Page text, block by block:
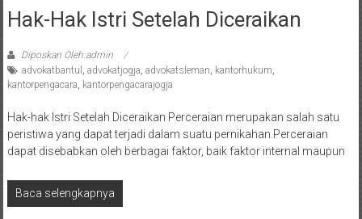
Sukoharjo,
Mungkid,
Purworejo,
Daerah
Istimewa
Yogyakarta,
Makassar,
Hak-Hak Istri Setelah Diceraikan
Diposkan Oleh:admin
advokatbantul , advokatjogja, advokatsleman, kantorhukum,
kantorpengacara, kantorpengacarajogja
Hak-hak Istri Setelah Diceraikan Perceraian merupakan salah satu
peristiwa yang dapat terjadi dalam suatu pernikahan.Perceraian
dapat disebabkan oleh berbagai faktor, baik faktor internal maupun
Baca selengkapnya